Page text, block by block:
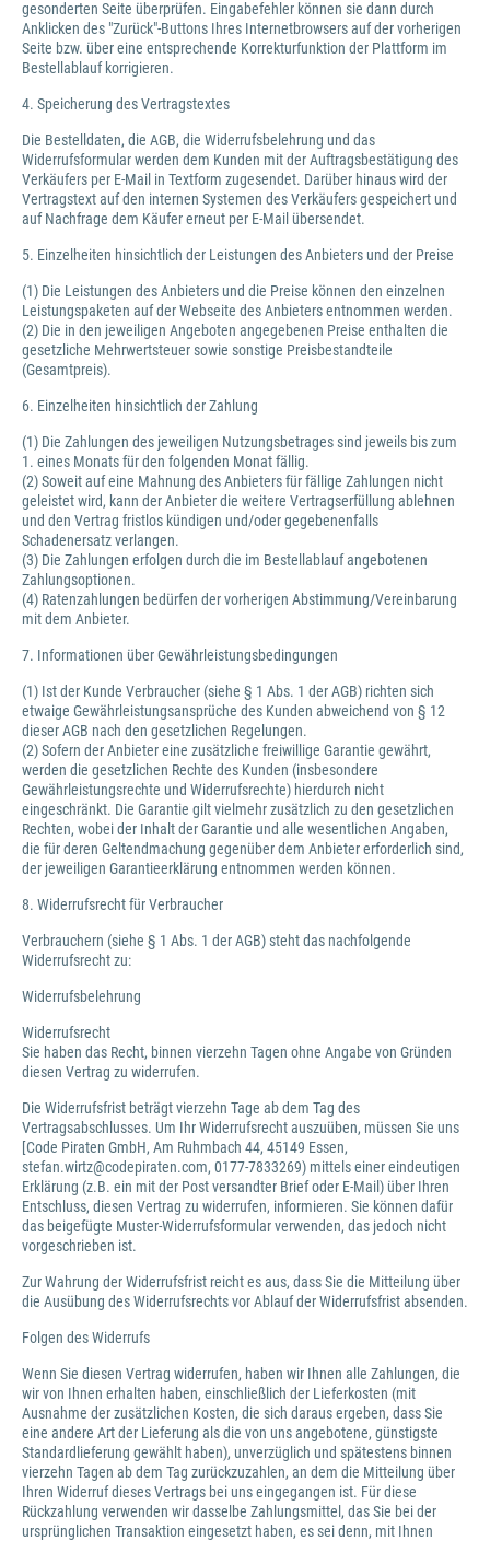
gesonderten Seite überprüfen. Eingabefehler können sie dann durch
Anklicken des "Zurück"-Buttons Ihres Internetbrowsers auf der vorherigen
Seite bzw. über eine entsprechende Korrekturfunktion der Plattform im
Bestellablauf korrigieren.
4. Speicherung des Vertragstextes
Die Bestelldaten, die AGB, die Widerrufsbelehrung und das
Widerrufsformular werden dem Kunden mit der Auftragsbestätigung des
Verkäufers per E-Mail in Textform zugesendet. Darüber hinaus wird der
Vertragstext auf den internen Systemen des Verkäufers gespeichert und
auf Nachfrage dem Käufer erneut per E-Mail übersendet.
5. Einzelheiten hinsichtlich der Leistungen des Anbieters und der Preise
(1) Die Leistungen des Anbieters und die Preise können den einzelnen
Leistungspaketen auf der Webseite des Anbieters entnommen werden.
(2) Die in den jeweiligen Angeboten angegebenen Preise enthalten die
gesetzliche Mehrwertsteuer sowie sonstige Preisbestandteile
(Gesamtpreis).
6. Einzelheiten hinsichtlich der Zahlung
(1) Die Zahlungen des jeweiligen Nutzungsbetrages sind jeweils bis zum
1. eines Monats für den folgenden Monat fällig.
(2) Soweit auf eine Mahnung des Anbieters für fällige Zahlungen nicht
geleistet wird, kann der Anbieter die weitere Vertragserfüllung ablehnen
und den Vertrag fristlos kündigen und/oder gegebenenfalls
Schadenersatz verlangen.
(3) Die Zahlungen erfolgen durch die im Bestellablauf angebotenen
Zahlungsoptionen.
(4) Ratenzahlungen bedürfen der vorherigen Abstimmung/Vereinbarung
mit dem Anbieter.
7. Informationen über Gewährleistungsbedingungen
(1) Ist der Kunde Verbraucher (siehe § 1 Abs. 1 der AGB) richten sich
etwaige Gewährleistungsansprüche des Kunden abweichend von § 12
dieser AGB nach den gesetzlichen Regelungen.
(2) Sofern der Anbieter eine zusätzliche freiwillige Garantie gewährt,
werden die gesetzlichen Rechte des Kunden (insbesondere
Gewährleistungsrechte und Widerrufsrechte) hierdurch nicht
eingeschränkt. Die Garantie gilt vielmehr zusätzlich zu den gesetzlichen
Rechten, wobei der Inhalt der Garantie und alle wesentlichen Angaben,
die für deren Geltendmachung gegenüber dem Anbieter erforderlich sind,
der jeweiligen Garantieerklärung entnommen werden können.
8. Widerrufsrecht für Verbraucher
Verbrauchern (siehe § 1 Abs. 1 der AGB) steht das nachfolgende
Widerrufsrecht zu:
Widerrufsbelehrung
Widerrufsrecht
Sie haben das Recht, binnen vierzehn Tagen ohne Angabe von Gründen
diesen Vertrag zu widerrufen.
Die Widerrufsfrist beträgt vierzehn Tage ab dem Tag des
Vertragsabschlusses. Um Ihr Widerrufsrecht auszuüben, müssen Sie uns
[Code Piraten GmbH, Am Ruhmbach 44, 45149 Essen,
stefan.wirtz@codepiraten.com, 0177-7833269) mittels einer eindeutigen
Erklärung (z.B. ein mit der Post versandter Brief oder E-Mail) über Ihren
Entschluss, diesen Vertrag zu widerrufen, informieren. Sie können dafür
das beigefügte Muster-Widerrufsformular verwenden, das jedoch nicht
vorgeschrieben ist.
Zur Wahrung der Widerrufsfrist reicht es aus, dass Sie die Mitteilung über
die Ausübung des Widerrufsrechts vor Ablauf der Widerrufsfrist absenden.
Folgen des Widerrufs
Wenn Sie diesen Vertrag widerrufen, haben wir Ihnen alle Zahlungen, die
wir von Ihnen erhalten haben, einschließlich der Lieferkosten (mit
Ausnahme der zusätzlichen Kosten, die sich daraus ergeben, dass Sie
eine andere Art der Lieferung als die von uns angebotene, günstigste
Standardlieferung gewählt haben), unverzüglich und spätestens binnen
vierzehn Tagen ab dem Tag zurückzuzahlen, an dem die Mitteilung über
Ihren Widerruf dieses Vertrags bei uns eingegangen ist. Für diese
Rückzahlung verwenden wir dasselbe Zahlungsmittel, das Sie bei der
ursprünglichen Transaktion eingesetzt haben, es sei denn, mit Ihnen